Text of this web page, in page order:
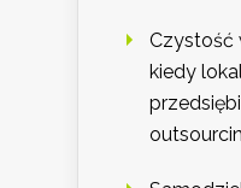
Czystość
kiedy